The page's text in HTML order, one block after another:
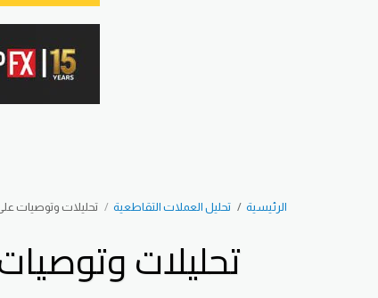
الرئيسية تحليل العملات التقاطعية تحليلات وتوصيات على
تحليلات وتوصيات